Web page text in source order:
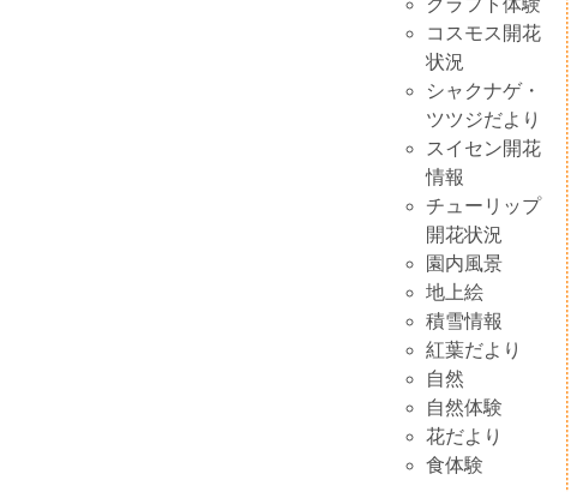
クラフト体験
コスモス開花
状況
シャクナゲ・
ツツジだより
スイセン開花
情報
チューリップ
開花状況
園内風景
地上絵
積雪情報
紅葉だより
自然
自然体験
花だより
食体験